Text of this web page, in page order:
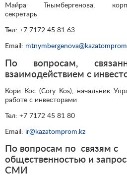
Майра Тнымбергенова,
секретарь
Тел: +7 7172 45 81 63
Email:
По вопросам,
взаимодействием с
Кори Кос (Cory Kos), начальник
работе с инвесторами
Тел: +7 7172 45 81 80
Email: ir@kazatomprom.kz
По вопросам по связям с
общественностью и
СМИ